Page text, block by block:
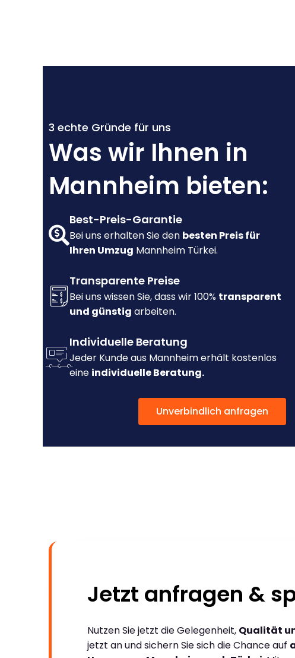
3 echte Gründe für uns
Was wir Ihnen in
Mannheim bieten:
Best-Preis-Garantie
Bei uns erhalten Sie den besten Preis für
Ihren Umzug Mannheim Türkei.
Transparente Preise
Bei uns wissen Sie, dass wir 100% transparent
und günstig arbeiten.
Individuelle Beratung
Jeder Kunde aus Mannheim erhält kostenlos
eine individuelle Beratung.
Unverbindlich anfragen
Jetzt anfragen &
Nutzen Sie jetzt die Gelegenheit, Qualität
jetzt an und sichern Sie sich die Chance auf